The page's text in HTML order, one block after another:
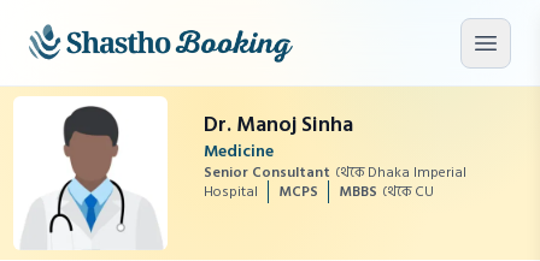
মেনু
Dr. Manoj Sinha
Medicine
Senior Consultant থেকে Dhaka Imperial
Hospital
MCPS MBBS থেকে CU